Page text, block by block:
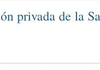
privada de la